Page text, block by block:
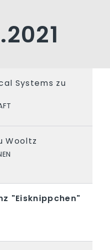
Systems zu
Wooltz
"Eisknippchen"